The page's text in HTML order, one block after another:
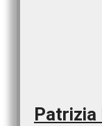
Patrizia